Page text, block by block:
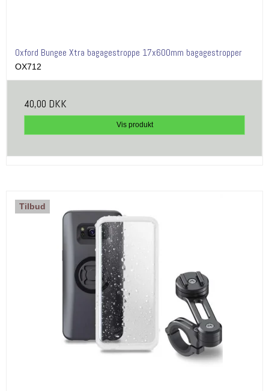
Oxford Bungee Xtra bagagestroppe 17x600mm bagagestropper
OX712
40,00 DKK
Vis produkt
Tilbud